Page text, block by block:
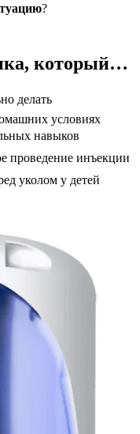
?
который…
делать
условиях
навыков
проведение инъекции
уколом у детей